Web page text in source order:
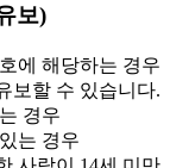
보)
에 해당하는 경우
보할 수 있습니다.
경우
는 경우